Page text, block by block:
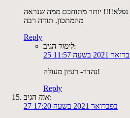
נפלא!!!! יותר מתוחכם ממה שנראה
מהמתכון. תודה רבה
Reply
לימורהגיב:
2021 בשעה 11:57
נהדר- רעיון מעולה!
Reply
אוההגיב:
27 בפברואר 2021 בשעה 17:20